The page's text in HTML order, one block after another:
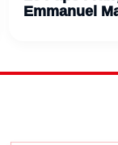
Emmanuel